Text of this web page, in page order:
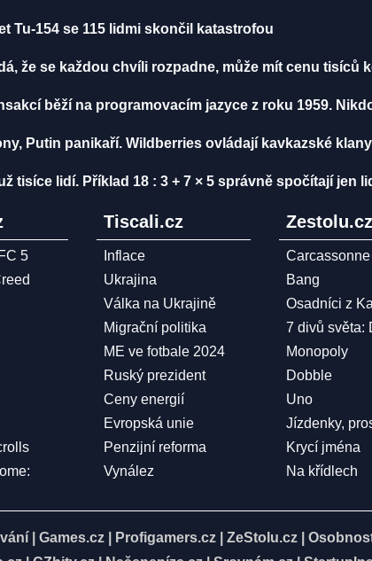
Tu-154 se 115 lidmi skončil katastrofou
že se každou chvíli rozpadne, může mít cenu tisíců
běží na programovacím jazyce z roku 1959.
Putin panikaří. Wildberries ovládají kavkazské
tisíce lidí. Příklad 18 : 3 + 7 × 5 správně spočítají jen
5
Tiscali.cz
Inflace
Ukrajina
Válka na Ukrajině
Migrační politika
ME ve fotbale 2024
Ruský prezident
Ceny energií
Evropská unie
Penzijní reforma
Vynález
Zestolu.cz
Carcassonne
Bang
Osadníci z
7 divů světa:
Monopoly
Dobble
Uno
Jízdenky,
Krycí jména
Na křídlech
Games.cz Profigamers.cz ZeStolu.cz